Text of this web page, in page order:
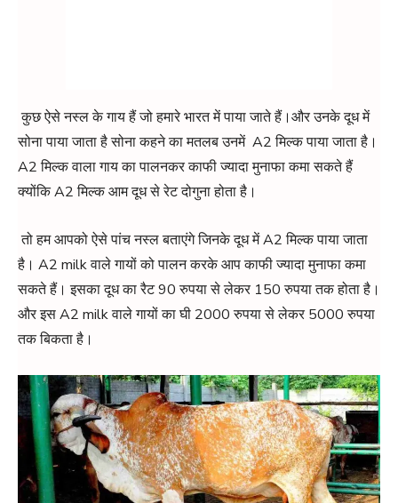
कुछ ऐसे नस्ल के गाय हैं जो हमारे भारत में पाया जाते हैं।और उनके दूध में
सोना पाया जाता है सोना कहने का मतलब उनमें A2 मिल्क पाया जाता है।
A2 मिल्क वाला गाय का पालनकर काफी ज्यादा मुनाफा कमा सकते हैं
क्योंकि A2 मिल्क आम दूध से रेट दोगुना होता है।
तो हम आपको ऐसे पांच नस्ल बताएंगे जिनके दूध में A2 मिल्क पाया जाता
है। A2 milk वाले गायों को पालन करके आप काफी ज्यादा मुनाफा कमा
सकते हैं। इसका दूध का रैट 90 रुपया से लेकर 150 रुपया तक होता है।
और इस A2 milk वाले गायों का घी 2000 रुपया से लेकर 5000 रुपया
तक बिकता है।